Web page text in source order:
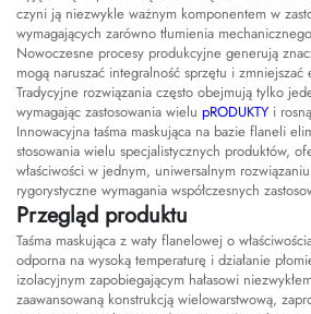
czyni ją niezwykle ważnym komponentem w
wymagających zarówno tłumienia
Nowoczesne procesy produkcyjne generują
mogą naruszać integralność sprzętu i zmniejszać
Tradycyjne rozwiązania często obejmują tylko
wymagając zastosowania wielu pRODUKTY i
Innowacyjna taśma maskująca na bazie flaneli
stosowania wielu specjalistycznych produktów,
właściwości w jednym, uniwersalnym
rygorystyczne wymagania współczesnych
Przegląd produktu
Taśma maskująca z waty flanelowej o
odporna na wysoką temperaturę i działanie
izolacyjnym zapobiegającym hałasowi
zaawansowaną konstrukcją wielowarstwową,